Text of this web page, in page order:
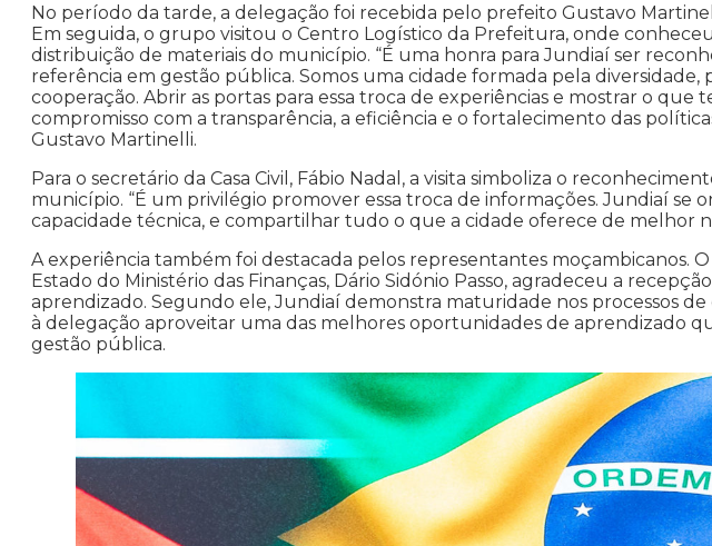
No período da tarde, a delegação foi recebida pelo prefeito Gustavo
Em seguida, o grupo visitou o Centro Logístico da Prefeitura, onde
distribuição de materiais do município. “É uma honra para Jundiaí ser
referência em gestão pública. Somos uma cidade formada pela diversidade,
cooperação. Abrir as portas para essa troca de experiências e mostrar o que
compromisso com a transparência, a eficiência e o fortalecimento das
Gustavo Martinelli.
Para o secretário da Casa Civil, Fábio Nadal, a visita simboliza o
município. “É um privilégio promover essa troca de informações. Jundiaí se
capacidade técnica, e compartilhar tudo o que a cidade oferece de melhor
A experiência também foi destacada pelos representantes moçambicanos.
Estado do Ministério das Finanças, Dário Sidónio Passo, agradeceu a
aprendizado. Segundo ele, Jundiaí demonstra maturidade nos processos
à delegação aproveitar uma das melhores oportunidades de aprendizado
gestão pública.